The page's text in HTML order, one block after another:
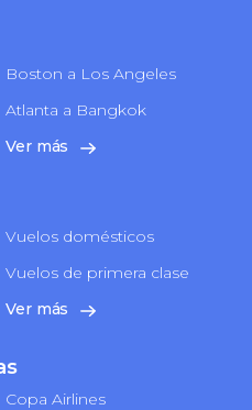
Boston a Los Angeles
Atlanta a Bangkok
Ver más
Vuelos domésticos
Vuelos de primera clase
Ver más
Copa Airlines